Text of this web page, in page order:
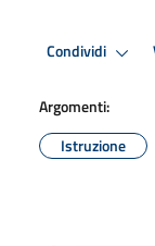
Condividi
Argomenti:
Istruzione